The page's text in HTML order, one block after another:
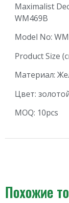
Maximalist
WM469B
Model No:
Product Size
Материал:
Цвет:
MOQ: 10pcs
Похожие